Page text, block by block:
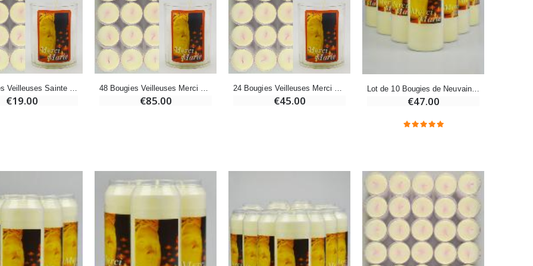
€12.00 €9.60
-20%
-10%
Bougie de Neuvaine Contre le Mal - Saint Michel
-10%
Statue Vierge Miraculeuse Lumineuse
€15.00 €13.50
€12.90
Médaille Miraculeuse Or 9 Carats - 10 mm
-20%
€12.00
-20%
Bonbons Pastilles Menthe à l'Eau de Lourdes - 130g
-10%
Bougie de Neuvaine Contre le Mal - Saint Michel
10 Bougies Veilleuses Sainte Vierge - Merci Marie Fête du 8 Décembre
€19.00
48 Bougies Veilleuses Merci Marie - Fête de l'Immaculée Conception
€85.00
24 Bougies Veilleuses Merci Marie - Fête de l'Immaculée Conception
€45.00
Lot de 10 Bougies de Neuvaine Merci Marie - 8 Décembre - 17.5cm
€47.00